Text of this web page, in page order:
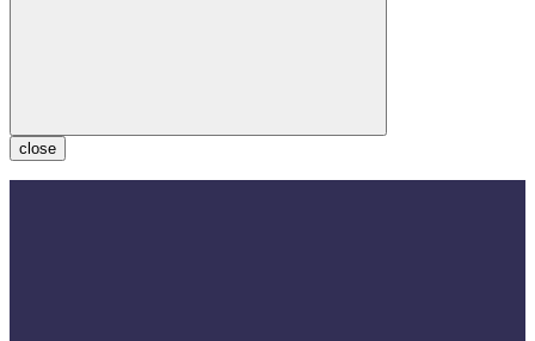
close